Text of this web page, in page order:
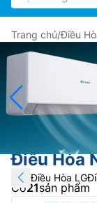
Trang chủ/Điều
Điều Hòa
Điều Hòa LG
Có21sản phẩm